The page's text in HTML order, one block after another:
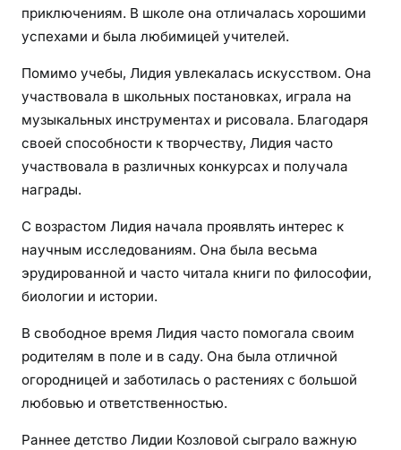
приключениям. В школе она отличалась хорошими
успехами и была любимицей учителей.
Помимо учебы, Лидия увлекалась искусством. Она
участвовала в школьных постановках, играла на
музыкальных инструментах и рисовала. Благодаря
своей способности к творчеству, Лидия часто
участвовала в различных конкурсах и получала
награды.
С возрастом Лидия начала проявлять интерес к
научным исследованиям. Она была весьма
эрудированной и часто читала книги по философии,
биологии и истории.
В свободное время Лидия часто помогала своим
родителям в поле и в саду. Она была отличной
огородницей и заботилась о растениях с большой
любовью и ответственностью.
Раннее детство Лидии Козловой сыграло важную